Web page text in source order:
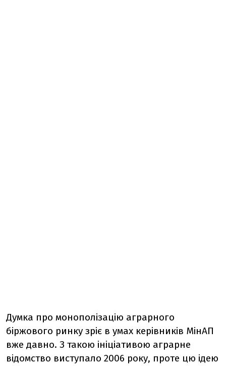
Думка про монополізацію аграрного
біржового ринку зріє в умах керівників МінАП
вже давно. З такою ініціативою аграрне
відомство виступало 2006 року, проте цю ідею